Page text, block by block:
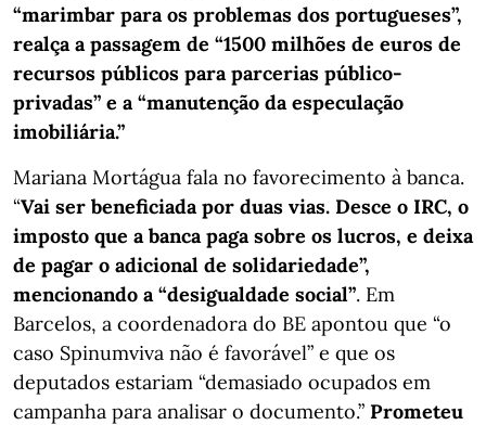
“marimbar para os problemas dos portugueses”,
realça a passagem de “1500 milhões de euros de
recursos públicos para parcerias público-
privadas” e a “manutenção da especulação
imobiliária.”
Mariana Mortágua fala no favorecimento à banca.
“Vai ser beneficiada por duas vias. Desce o IRC, o
imposto que a banca paga sobre os lucros, e deixa
de pagar o adicional de solidariedade”,
mencionando a “desigualdade social”. Em
Barcelos, a coordenadora do BE apontou que “o
caso Spinumviva não é favorável” e que os
deputados estariam “demasiado ocupados em
campanha para analisar o documento.” Prometeu